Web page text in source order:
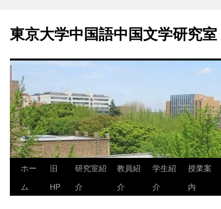
東京大学中国語中国文学研究室
ホー
ム
旧
HP
研究室紹
介
教員紹
介
学生紹
介
授業案
内